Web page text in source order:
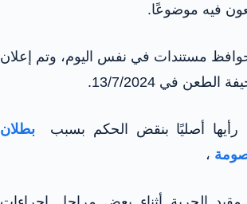
فيه موضوعًا.
مستندات في نفس اليوم، وتم إعلان
في 13/7/2024.
رأيها أصليًا بنقض الحكم بسبب بطلان
،